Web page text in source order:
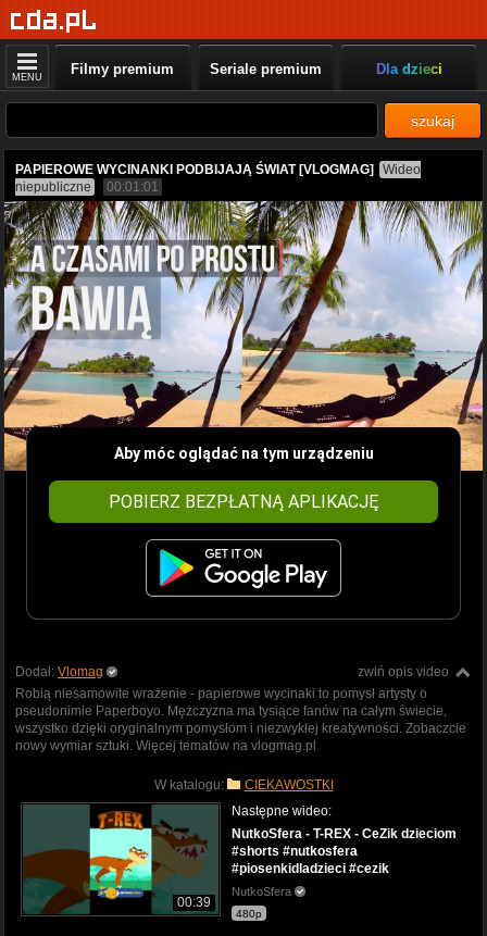
MENU Filmy premium Seriale premium Dla dzieci
szukaj
PAPIEROWE WYCINANKI PODBIJAJĄ ŚWIAT [VLOGMAG]
Wideo
niepubliczne
00:01:01
Aby móc oglądać na tym urządzeniu
POBIERZ BEZPŁATNĄ APLIKACJĘ
zwiń opis video
Dodał: Vlomag
Robią niesamowite wrażenie - papierowe wycinaki to pomysł artysty o
pseudonimie Paperboyo. Mężczyzna ma tysiące fanów na całym świecie,
wszystko dzięki oryginalnym pomysłom i niezwykłej kreatywności. Zobaczcie
nowy wymiar sztuki. Więcej tematów na vlogmag.pl
W katalogu: CIEKAWOSTKI
00:39
Następne wideo:
NutkoSfera - T-REX - CeZik dzieciom
#shorts #nutkosfera
#piosenkidladzieci #cezik
NutkoSfera
480p